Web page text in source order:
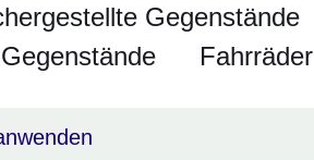
Gegenstände
Fahrräder